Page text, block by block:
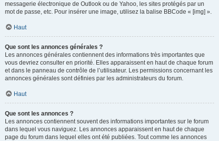
messagerie électronique de Outlook ou de Yahoo, les sites protégés par un
mot de passe, etc. Pour insérer une image, utilisez la balise BBCode « [img] ».
Haut
Que sont les annonces générales ?
Les annonces générales contiennent des informations très importantes que
vous devriez consulter en priorité. Elles apparaissent en haut de chaque forum
et dans le panneau de contrôle de l’utilisateur. Les permissions concernant les
annonces générales sont définies par les administrateurs du forum.
Haut
Que sont les annonces ?
Les annonces contiennent souvent des informations importantes sur le forum
dans lequel vous naviguez. Les annonces apparaissent en haut de chaque
page du forum dans lequel elles ont été publiées. Tout comme les annonces